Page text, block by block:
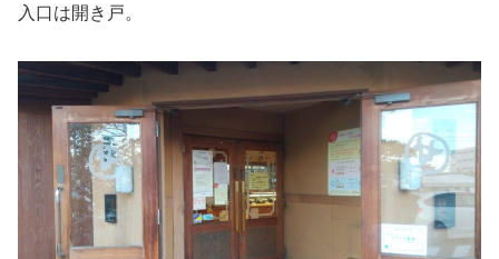
入口は開き戸。